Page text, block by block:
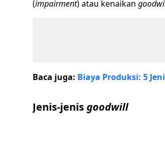
(impairment) atau kenaikan
Baca juga: Biaya Produksi: 5
Jenis-jenisgoodwill